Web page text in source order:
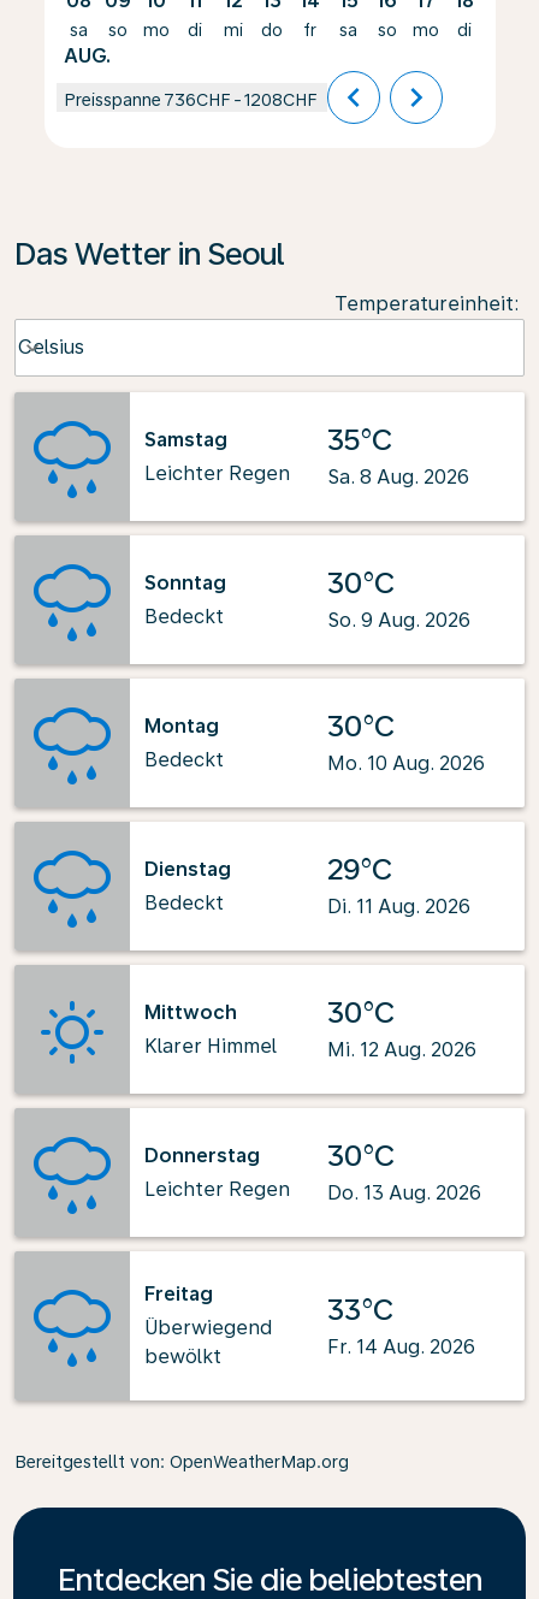
sa
AUG.
so mo di mi do fr sa so mo di
Preisspanne 736CHF -1208CHF chevron_left chevron_right
Das Wetter in Seoul
Temperatureinheit:
Celsius
keyboard_arrow_down
Samstag
Leichter Regen
35°C
Sa. 8 Aug. 2026
Sonntag
Bedeckt
30°C
So. 9 Aug. 2026
Montag
Bedeckt
30°C
Mo. 10 Aug. 2026
Dienstag
Bedeckt
29°C
Di. 11 Aug. 2026
Mittwoch
Klarer Himmel
30°C
Mi. 12 Aug. 2026
Donnerstag
Leichter Regen
30°C
Do. 13 Aug. 2026
Freitag
Überwiegend
bewölkt
33°C
Fr. 14 Aug. 2026
Bereitgestellt von: OpenWeatherMap.org
Entdecken Sie die beliebtesten